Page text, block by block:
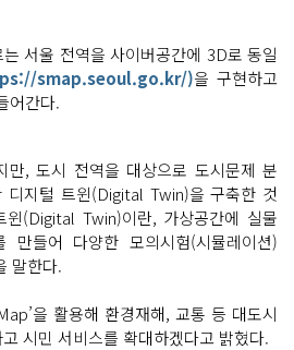
서울 전역을 사이버공간에 3D로 동일
smap.seoul.go.kr/)을 구현하고
어간다.
만, 도시 전역을 대상으로 도시문제 분
디지털 트윈(Digital Twin)을 구축한 것
(Digital Twin)이란, 가상공간에 실물
만들어 다양한 모의시험(시뮬레이션)
말한다.
을 활용해 환경재해, 교통 등 대도시
시민 서비스를 확대하겠다고 밝혔다.